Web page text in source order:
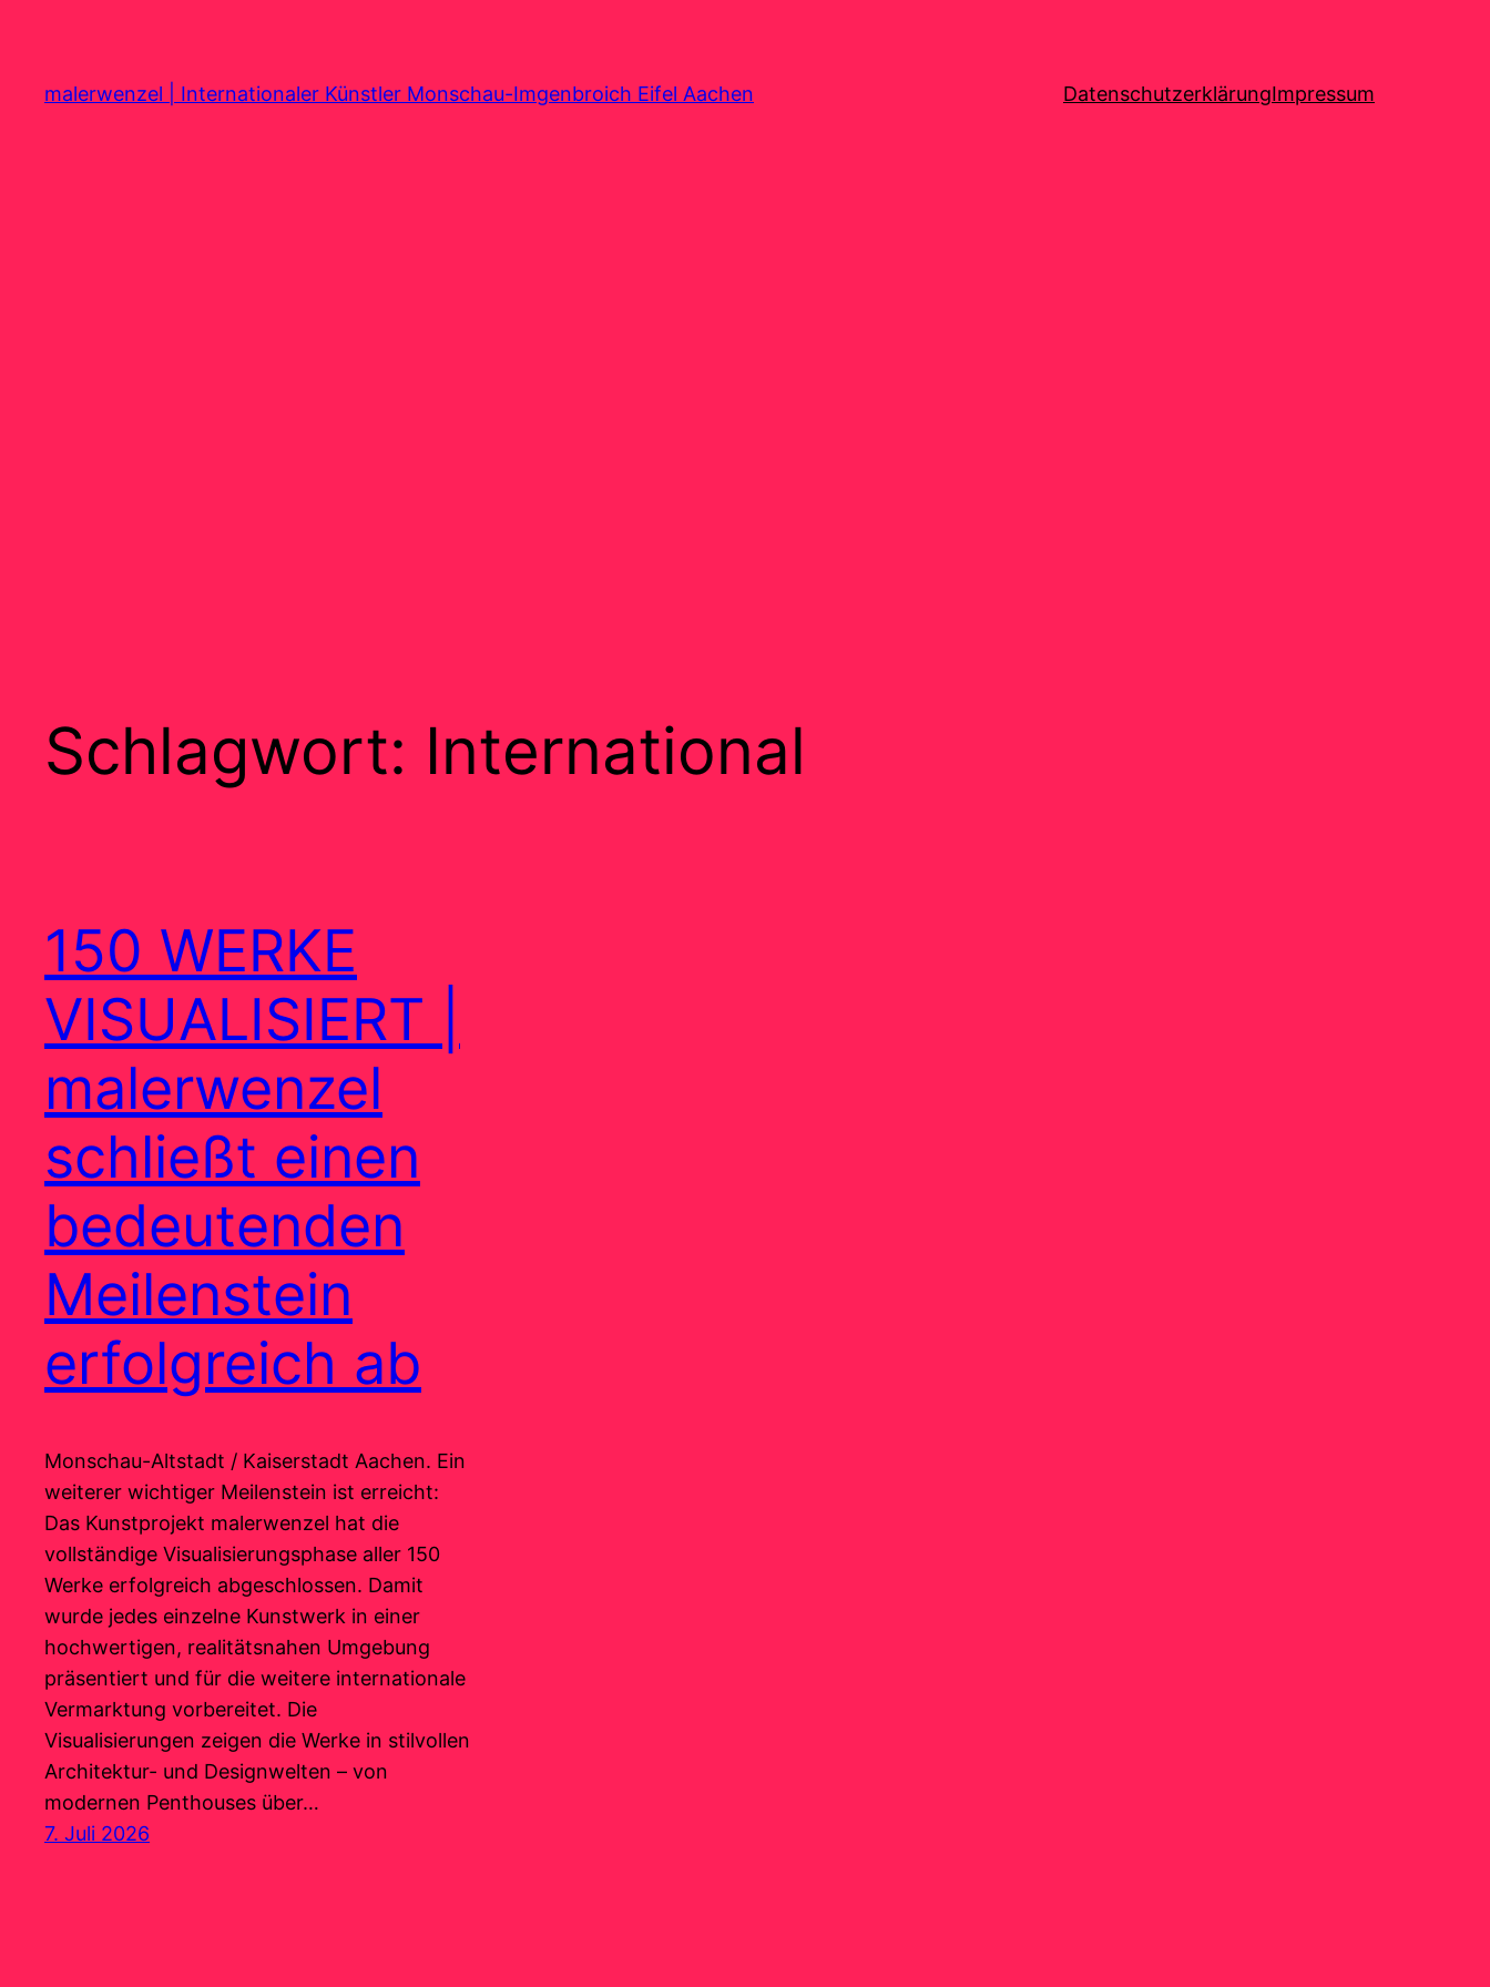
springen
malerwenzel | Internationaler Künstler Monschau-Imgenbroich Eifel Aachen DatenschutzerklärungImpressum
Schlagwort: International
150 WERKE
VISUALISIERT |
malerwenzel
schließt einen
bedeutenden
Meilenstein
erfolgreich ab
Monschau-Altstadt / Kaiserstadt Aachen. Ein
weiterer wichtiger Meilenstein ist erreicht:
Das Kunstprojekt malerwenzel hat die
vollständige Visualisierungsphase aller 150
Werke erfolgreich abgeschlossen. Damit
wurde jedes einzelne Kunstwerk in einer
hochwertigen, realitätsnahen Umgebung
präsentiert und für die weitere internationale
Vermarktung vorbereitet. Die
Visualisierungen zeigen die Werke in stilvollen
Architektur- und Designwelten – von
modernen Penthouses über…
7. Juli 2026